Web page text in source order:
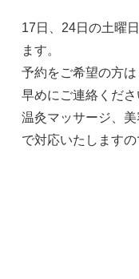
17日、24日の土曜
ます。
予約をご希望の方
早めにご連絡くださ
温灸マッサージ、
で対応いたします